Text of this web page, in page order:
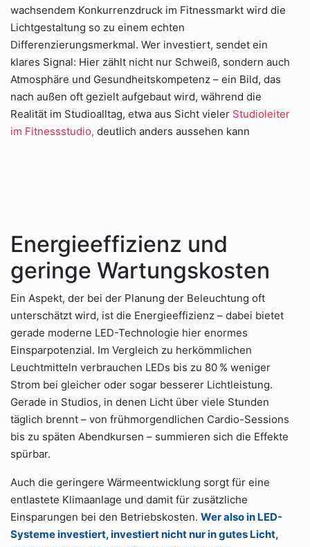
wachsendem Konkurrenzdruck im Fitnessmarkt wird die
Lichtgestaltung so zu einem echten
Differenzierungsmerkmal. Wer investiert, sendet ein
klares Signal: Hier zählt nicht nur Schweiß, sondern auch
Atmosphäre und Gesundheitskompetenz – ein Bild, das
nach außen oft gezielt aufgebaut wird, während die
Realität im Studioalltag, etwa aus Sicht vieler Studioleiter
im Fitnessstudio, deutlich anders aussehen kann
Energieeffizienz und
geringe Wartungskosten
Ein Aspekt, der bei der Planung der Beleuchtung oft
unterschätzt wird, ist die Energieeffizienz – dabei bietet
gerade moderne LED-Technologie hier enormes
Einsparpotenzial. Im Vergleich zu herkömmlichen
Leuchtmitteln verbrauchen LEDs bis zu 80 % weniger
Strom bei gleicher oder sogar besserer Lichtleistung.
Gerade in Studios, in denen Licht über viele Stunden
täglich brennt – von frühmorgendlichen Cardio-Sessions
bis zu späten Abendkursen – summieren sich die Effekte
spürbar.
Auch die geringere Wärmeentwicklung sorgt für eine
entlastete Klimaanlage und damit für zusätzliche
Einsparungen bei den Betriebskosten. Wer also in LED-
Systeme investiert, investiert nicht nur in gutes Licht,